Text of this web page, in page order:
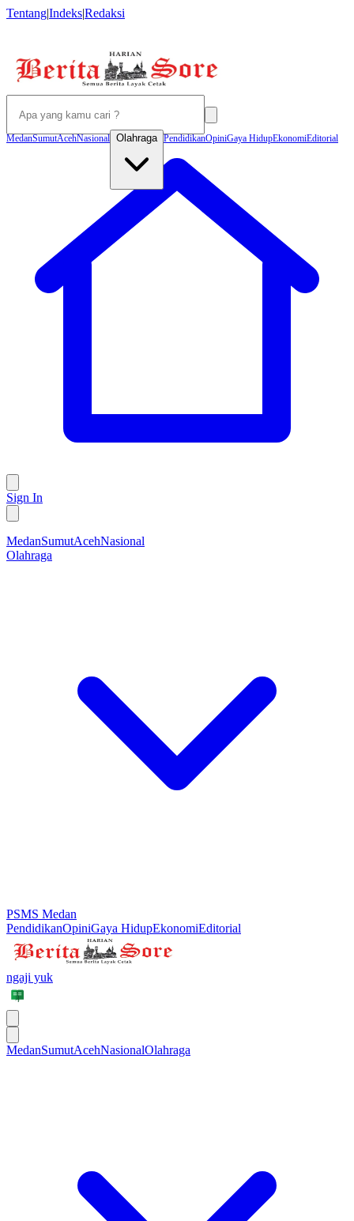
Tentang|Indeks|Redaksi
MedanSumutAcehNasional Olahraga PendidikanOpiniGaya HidupEkonomiEditorial
Sign In
MedanSumutAcehNasional
Olahraga
PSMS Medan
PendidikanOpiniGaya HidupEkonomiEditorial
ngaji yuk
MedanSumutAcehNasionalOlahraga